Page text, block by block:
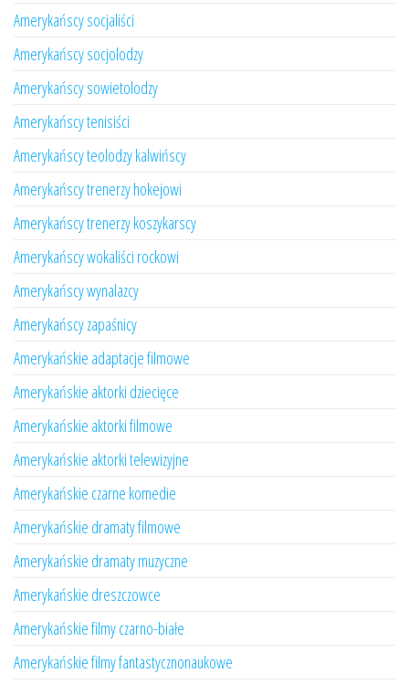
Amerykańscy socjaliści
Amerykańscy socjolodzy
Amerykańscy sowietolodzy
Amerykańscy tenisiści
Amerykańscy teolodzy kalwińscy
Amerykańscy trenerzy hokejowi
Amerykańscy trenerzy koszykarscy
Amerykańscy wokaliści rockowi
Amerykańscy wynalazcy
Amerykańscy zapaśnicy
Amerykańskie adaptacje filmowe
Amerykańskie aktorki dziecięce
Amerykańskie aktorki filmowe
Amerykańskie aktorki telewizyjne
Amerykańskie czarne komedie
Amerykańskie dramaty filmowe
Amerykańskie dramaty muzyczne
Amerykańskie dreszczowce
Amerykańskie filmy czarno-białe
Amerykańskie filmy fantastycznonaukowe